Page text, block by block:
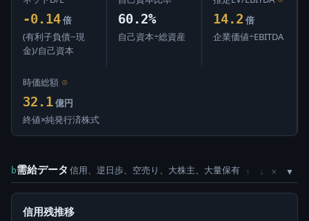
-0.14 倍
(有利子負債−現
金)/自己資本
60.2%
自己資本÷総資産
14.2 倍
企業価値÷EBITDA
時価総額 ⊙
32.1 億円
終値×純発行済株式
b需給データ 信用、逆日歩、空売り、大株主、大量保有 ↑ ↓ ×
信用残推移